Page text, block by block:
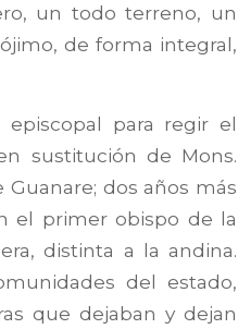
un todo terreno, un
de forma integral,
para regir el
sustitución de Mons.
dos años más
el primer obispo de la
distinta a la andina.
del estado,
que dejaban y dejan